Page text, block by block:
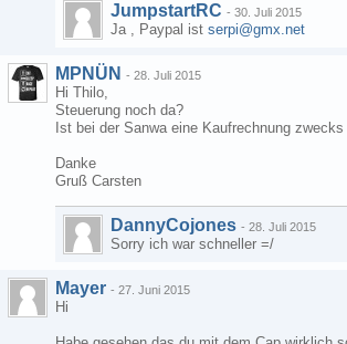
JumpstartRC - 30. Juli 2015
Ja , Paypal ist serpi@gmx.net
MPNÜN - 28. Juli 2015
Hi Thilo,
Steuerung noch da?
Ist bei der Sanwa eine Kaufrechnung
Danke
Gruß Carsten
DannyCojones - 28. Juli 2015
Sorry ich war schneller =/
Mayer - 27. Juni 2015
Hi